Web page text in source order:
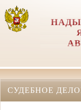
СУДЕБНОЕ